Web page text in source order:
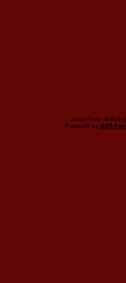
.: Script-Time: 0,016
Powered by ASP-